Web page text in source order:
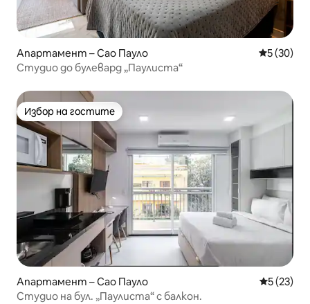
Апартамент – Сао Пауло Средна
5 (30)
Студио до булевард „Паулиста“
Избор на гостите
Избор на гостите
Апартамент – Сао Пауло Средна
5 (23)
Студио на бул. „Паулиста“ с балкон.